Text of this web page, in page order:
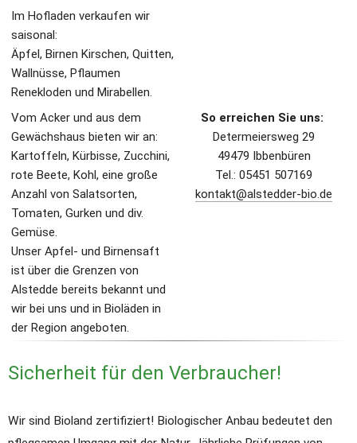
Im Hofladen verkaufen wir
saisonal:
Äpfel, Birnen Kirschen, Quitten,
Wallnüsse, Pflaumen
Renekloden und Mirabellen.
Vom Acker und aus dem
Gewächshaus bieten wir an:
Kartoffeln, Kürbisse, Zucchini,
rote Beete, Kohl, eine große
Anzahl von Salatsorten,
Tomaten, Gurken und div.
Gemüse.
Unser Apfel- und Birnensaft
ist über die Grenzen von
Alstedde bereits bekannt und
wir bei uns und in Bioläden in
der Region angeboten.
So erreichen Sie uns:
Determeiersweg 29
49479 Ibbenbüren
Tel.: 05451 507169
kontakt@alstedder-bio.de
Sicherheit für den Verbraucher!
Wir sind Bioland zertifiziert! Biologischer Anbau bedeutet den